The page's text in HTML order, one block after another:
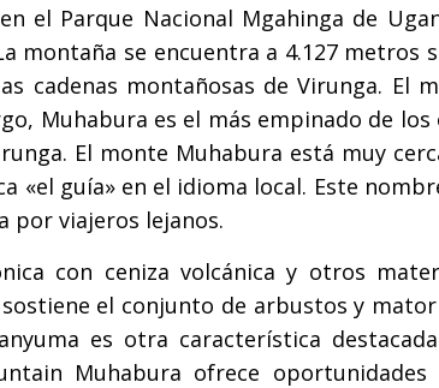
el Parque Nacional Mgahinga de
montaña se encuentra a 4.127 metros
cadenas montañosas de Virunga. El
Muhabura es el más empinado de los
El monte Muhabura está muy
«el guía» en el idioma local. Este
por viajeros lejanos.
con ceniza volcánica y otros
el conjunto de arbustos y
es otra característica
Muhabura ofrece oportunidades